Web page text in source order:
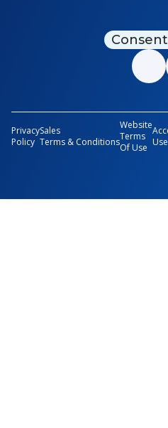
Privacy
Policy
Sales
Terms & Conditions
Website
Terms
Of Use